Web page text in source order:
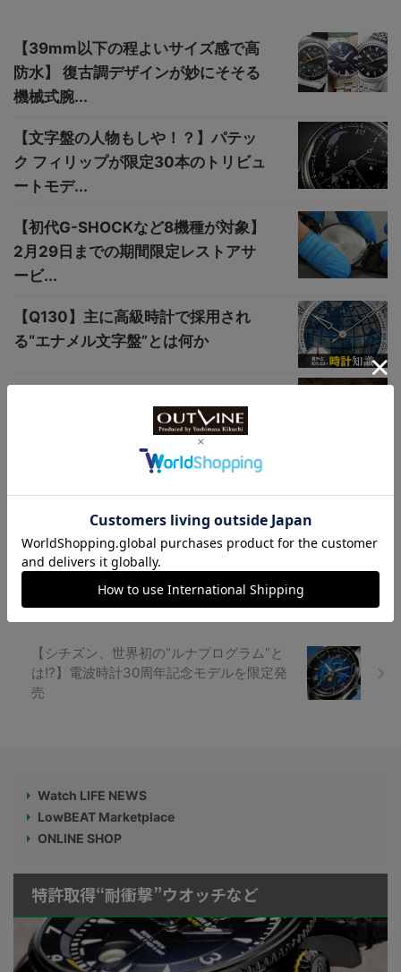
【39mm以下の程よいサイズ感で高
防水】 復古調デザインが妙にそそる
機械式腕...
【文字盤の人物もしや！？】パテッ
ク フィリップが限定30本のトリビュ
ートモデ...
【初代G-SHOCKなど8機種が対象】
2月29日までの期間限定レストアサ
ービ...
【Q130】主に高級時計で採用され
る“エナメル文字盤”とは何か
｜エレガントなプレミエが1940年代
【ポール・スミスの機械式時計、モチーフ
はピアノの鍵盤】ブランドのハイエンドラ
【シチズン、世界初の“ルナプログラム”と
は!?】電波時計30周年記念モデルを限定発
売
Watch LIFE NEWS
LowBEAT Marketplace
ONLINE SHOP
特許取得“耐衝撃”ウオッチなど